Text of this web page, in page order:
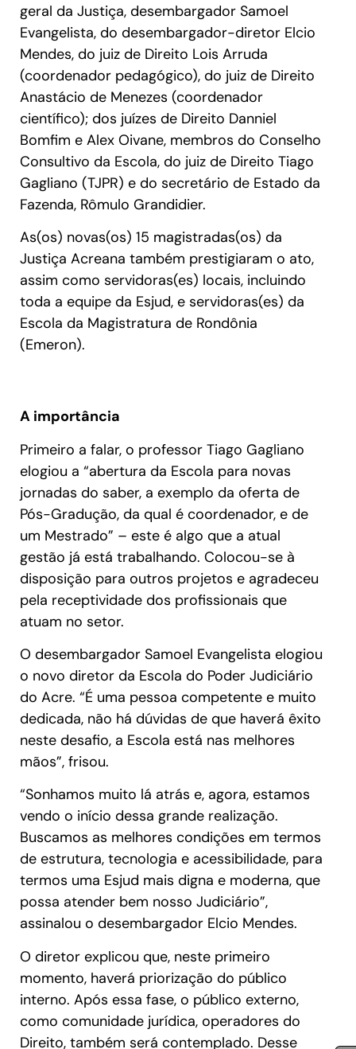
geral da Justiça, desembargador Samoel
Evangelista, do desembargador-diretor Elcio
Mendes, do juiz de Direito Lois Arruda
(coordenador pedagógico), do juiz de Direito
Anastácio de Menezes (coordenador
científico); dos juízes de Direito Danniel
Bomfim e Alex Oivane, membros do Conselho
Consultivo da Escola, do juiz de Direito Tiago
Gagliano (TJPR) e do secretário de Estado da
Fazenda, Rômulo Grandidier.
As(os) novas(os) 15 magistradas(os) da
Justiça Acreana também prestigiaram o ato,
assim como servidoras(es) locais, incluindo
toda a equipe da Esjud, e servidoras(es) da
Escola da Magistratura de Rondônia
(Emeron).
A importância
Primeiro a falar, o professor Tiago Gagliano
elogiou a “abertura da Escola para novas
jornadas do saber, a exemplo da oferta de
Pós-Gradução, da qual é coordenador, e de
um Mestrado” – este é algo que a atual
gestão já está trabalhando. Colocou-se à
disposição para outros projetos e agradeceu
pela receptividade dos profissionais que
atuam no setor.
O desembargador Samoel Evangelista elogiou
o novo diretor da Escola do Poder Judiciário
do Acre. “É uma pessoa competente e muito
dedicada, não há dúvidas de que haverá êxito
neste desafio, a Escola está nas melhores
mãos”, frisou.
“Sonhamos muito lá atrás e, agora, estamos
vendo o início dessa grande realização.
Buscamos as melhores condições em termos
de estrutura, tecnologia e acessibilidade, para
termos uma Esjud mais digna e moderna, que
possa atender bem nosso Judiciário”,
assinalou o desembargador Elcio Mendes.
O diretor explicou que, neste primeiro
momento, haverá priorização do público
interno. Após essa fase, o público externo,
como comunidade jurídica, operadores do
Direito, também será contemplado. Desse